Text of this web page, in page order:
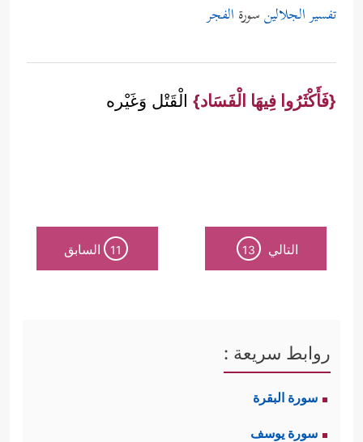
تفسير الجلالينسورة الفجر
{فَأَكْثَرُوا فِيهَا الْفَسَاد} الْقَتْل وَغَيْره
التالي 13
11 السابق
روابط سريعة :
سورة البقرة
سورة يوسف